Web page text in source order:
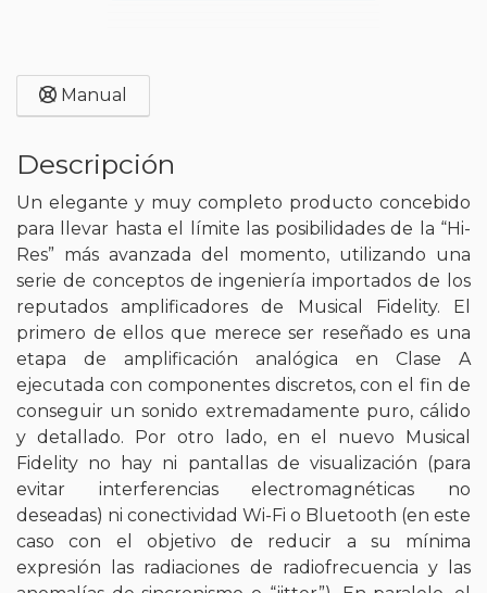
Manual
Descripción
Un elegante y muy completo producto concebido
para llevar hasta el límite las posibilidades de la “Hi-
Res” más avanzada del momento, utilizando una
serie de conceptos de ingeniería importados de los
reputados amplificadores de Musical Fidelity. El
primero de ellos que merece ser reseñado es una
etapa de amplificación analógica en Clase A
ejecutada con componentes discretos, con el fin de
conseguir un sonido extremadamente puro, cálido
y detallado. Por otro lado, en el nuevo Musical
Fidelity no hay ni pantallas de visualización (para
evitar interferencias electromagnéticas no
deseadas) ni conectividad Wi-Fi o Bluetooth (en este
caso con el objetivo de reducir a su mínima
expresión las radiaciones de radiofrecuencia y las